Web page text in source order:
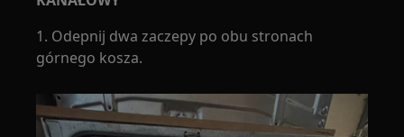
1. Odepnij dwa zaczepy po obu stronach
górnego kosza.